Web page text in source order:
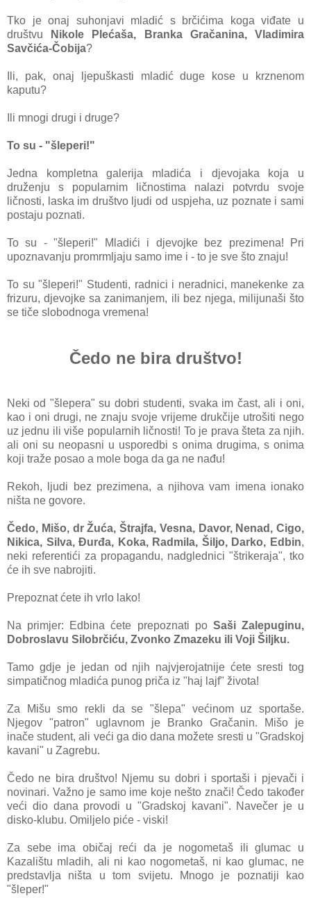
Tko je onaj suhonjavi mladić s brčićima koga viđate u
društvu
Nikole Plećaša, Branka Gračanina, Vladimira
Savčića-Čobija?
Ili, pak, onaj ljepuškasti mladić duge kose u krznenom
kaputu?
Ili mnogi drugi i druge?
To su - "šleperi!"
Jedna kompletna galerija mladića i djevojaka koja u
druženju s popularnim ličnostima nalazi potvrdu svoje
ličnosti, laska im društvo ljudi od uspjeha, uz poznate i sami
postaju poznati.
To su - "šleperi!" Mladići i djevojke bez prezimena! Pri
upoznavanju promrmljaju samo ime i - to je sve što znaju!
To su "šleperi!" Studenti, radnici i neradnici, manekenke za
frizuru, djevojke sa zanimanjem, ili bez njega, milijunaši što
se tiče slobodnoga vremena!
Čedo ne bira društvo!
Neki od "šlepera" su dobri studenti, svaka im čast, ali i oni,
kao i oni drugi, ne znaju svoje vrijeme drukčije utrošiti nego
uz jednu ili više popularnih ličnosti! To je prava šteta za njih.
ali oni su neopasni u usporedbi s onima drugima, s onima
koji traže posao a mole boga da ga ne nađu!
Rekoh, ljudi bez prezimena, a njihova vam imena ionako
ništa ne govore.
Čedo, Mišo, dr Žuća, Štrajfa, Vesna, Davor, Nenad, Cigo,
Nikica, Silva, Đurđa, Koka, Radmila, Šiljo, Darko, Edbin,
neki referentići za propagandu, nadglednici "štrikeraja", tko
će ih sve nabrojiti.
Prepoznat ćete ih vrlo lako!
Na primjer: Edbina ćete prepoznati po Saši Zalepuginu,
Dobroslavu Silobrčiću, Zvonko Zmazeku ili Voji Šiljku.
Tamo gdje je jedan od njih najvjerojatnije ćete sresti tog
simpatičnog mladića punog priča iz "haj lajf" života!
Za Mišu smo rekli da se "šlepa" većinom uz sportaše.
Njegov "patron" uglavnom je Branko Gračanin. Mišo je
inače student, ali veći ga dio dana možete sresti u "Gradskoj
kavani" u Zagrebu.
Čedo ne bira društvo! Njemu su dobri i sportaši i pjevači i
novinari. Važno je samo ime koje nešto znači! Čedo također
veći dio dana provodi u "Gradskoj kavani". Navečer je u
disko-klubu. Omiljelo piće - viski!
Za sebe ima običaj reći da je nogometaš ili glumac u
Kazalištu mladih, ali ni kao nogometaš, ni kao glumac, ne
predstavlja ništa u tom svijetu. Mnogo je poznatiji kao
"šleper!"